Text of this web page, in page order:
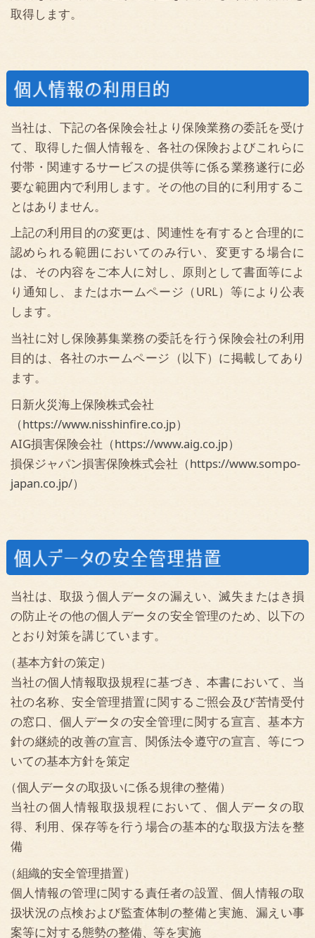
て、取得した個人情報を、各社の保険およびこれらに
付帯・関連するサービスの提供等に係る業務遂行に必
上記の利用目的の変更は、関連性を有すると合理的に
認められる範囲においてのみ行い、変更する場合に
り通知し、またはホームページ（URL）等により公表
します。
当社に対し保険募集業務の委託を行う保険会社の利用
目的は、各社のホームページ（以下）に掲載してあり
ます。
（https://www.nisshinfire.co.jp）
AIG損害保険会社（https://www.aig.co.jp）
損保ジャパン損害保険株式会社（https://www.sompo-
japan.co.jp/）
当社は、取扱う個人データの漏えい、滅失またはき損
の防止その他の個人データの安全管理のため、以下の
とおり対策を講じています。
（基本方針の策定）
当社の個人情報取扱規程に基づき、本書において、当
社の名称、安全管理措置に関するご照会及び苦情受付
の窓口、個人データの安全管理に関する宣言、基本方
（個人データの取扱いに係る規律の整備）
当社の個人情報取扱規程において、個人データの取
得、利用、保存等を行う場合の基本的な取扱方法を整
備
（組織的安全管理措置）
個人情報の管理に関する責任者の設置、個人情報の取
扱状況の点検および監査体制の整備と実施、漏えい事
案等に対する態勢の整備、等を実施
（人的安全管理措置）
従業者との「非開示契約」の締結、就業規則等の整
備、従業者への周知徹底および研修、等を実施
（物理的安全管理措置）
紛失・盗難を防ぐための書類・外部媒体等の施錠保
管、個人情報廃棄時の裁断・焼却・溶解・消去、デー
タ管理者の承諾なく個人情報を持ち運ぶことの禁止、
持ち運ぶ場合の件数制限、等の措置を実施
（技術的安全管理措置）
不正アクセスを防止するための強固なパスワードの使
用、IDの共有禁止、暗号化設定可能な機器の使用、等
の措置を実施